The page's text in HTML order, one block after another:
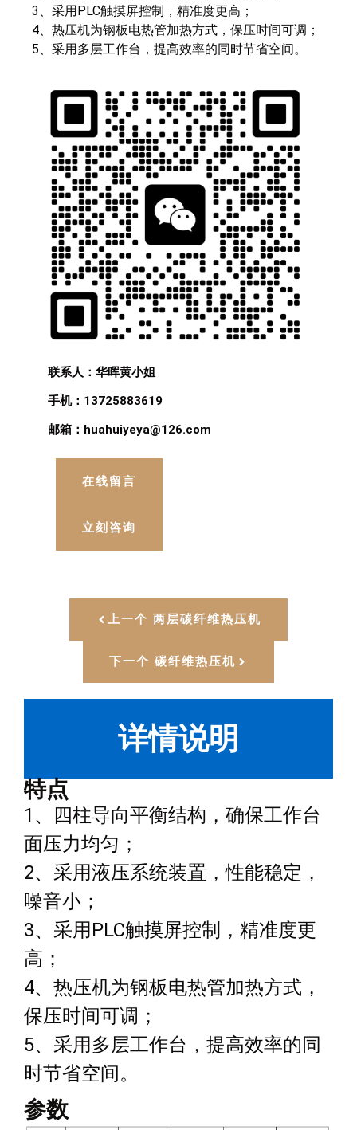
3、采用PLC触摸屏控制，精准度更高；
4、热压机为钢板电热管加热方式，保压时间可调；
5、采用多层工作台，提高效率的同时节省空间。
联系人：华晖黄小姐
手机：13725883619
邮箱：huahuiyeya@126.com
在线留言
立刻咨询
上一个 两层碳纤维热压机
下一个 碳纤维热压机
详情说明
特点
1、四柱导向平衡结构，确保工作台
面压力均匀；
2、采用液压系统装置，性能稳定，
噪音小；
3、采用PLC触摸屏控制，精准度更
高；
4、热压机为钢板电热管加热方式，
保压时间可调；
5、采用多层工作台，提高效率的同
时节省空间。
参数